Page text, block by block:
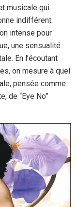
musicale qui
indifférent.
intense pour
une sensualité
En l’écoutant
on mesure à quel
pensée comme
de “Eye No”